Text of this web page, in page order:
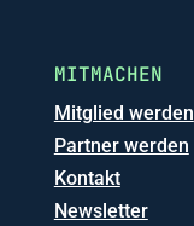
MITMACHEN
Mitglied werden
Partner werden
Kontakt
Newsletter